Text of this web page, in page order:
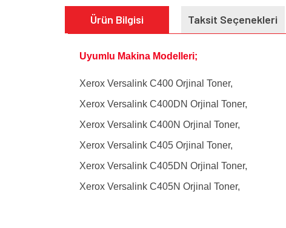
Ürün Bilgisi Taksit Seçenekleri
Uyumlu Makina Modelleri;
Xerox Versalink C400 Orjinal Toner,
Xerox Versalink C400DN Orjinal Toner,
Xerox Versalink C400N Orjinal Toner,
Xerox Versalink C405 Orjinal Toner,
Xerox Versalink C405DN Orjinal Toner,
Xerox Versalink C405N Orjinal Toner,